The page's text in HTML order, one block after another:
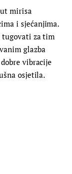
mirisa
i sjećanjima.
tugovati za tim
glazba
vibracije
osjetila.